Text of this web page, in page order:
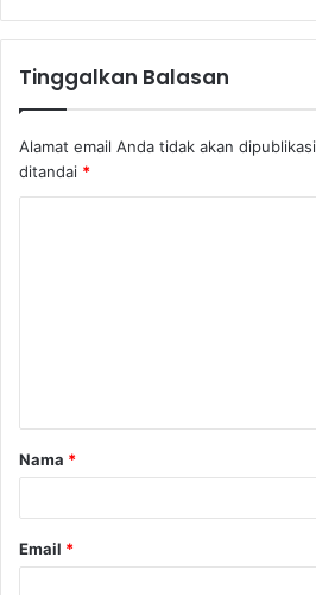
Tinggalkan Balasan
Alamat email Anda tidak akan
ditandai *
Nama *
Email *